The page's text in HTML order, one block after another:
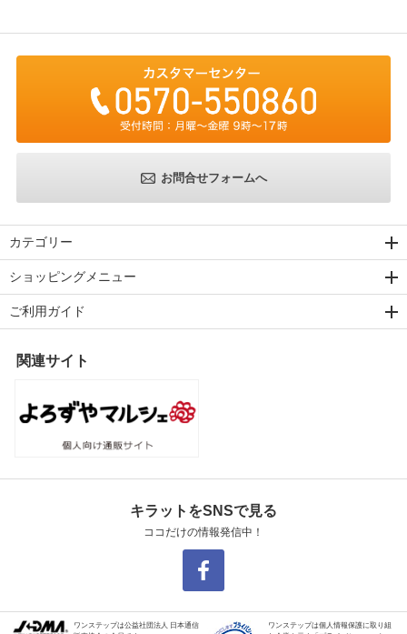
お問合せフォームへ
カテゴリー
ショッピングメニュー
ご利用ガイド
関連サイト
キラットをSNSで見る
ココだけの情報発信中！
ワンステップは公益社団法人 日本通信
ワンステップは個人情報保護に取り組